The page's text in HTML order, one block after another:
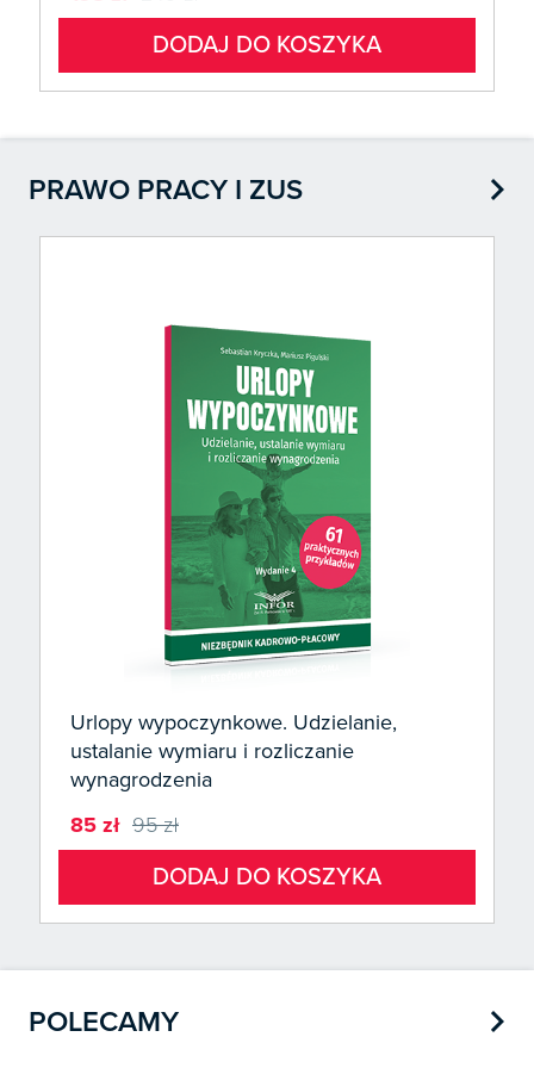
DODAJ DO KOSZYKA
PRAWO PRACY I ZUS 
Urlopy wypoczynkowe. Udzielanie,
ustalanie wymiaru i rozliczanie
wynagrodzenia
85 zł 95 zł
DODAJ DO KOSZYKA
POLECAMY 